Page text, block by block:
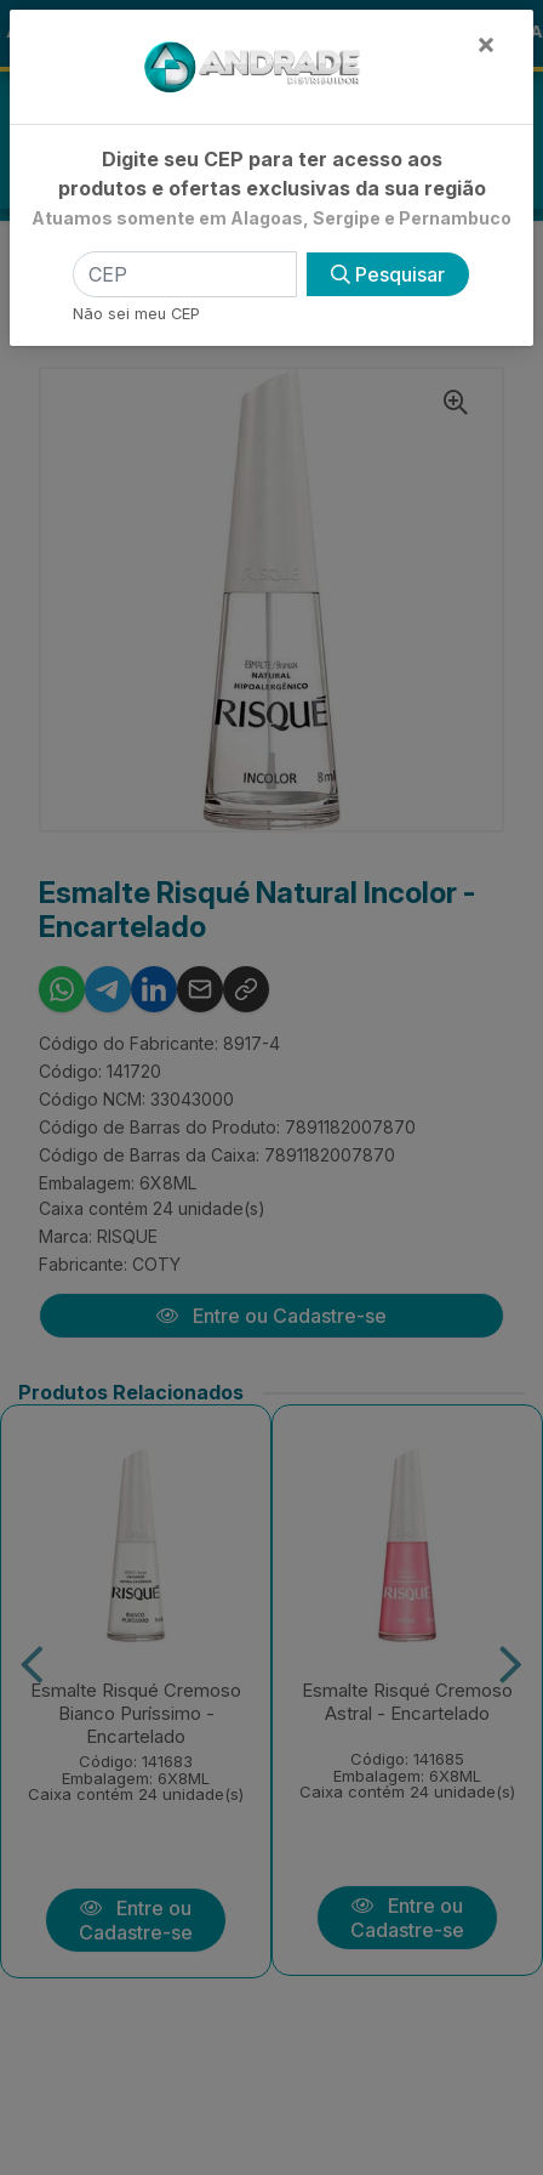
🪞
INÍCIO
ESMALTES
ESMALTE TRADICIONAL
ESMALTE RISQUÉ NATURAL INCOLOR -
Esmalte Risqué Natural Incolor -
Encartelado
Código do Fabricante: 8917-4
Código: 141720
Código NCM: 33043000
Código de Barras do Produto: 7891182007870
Código de Barras da Caixa: 7891182007870
Embalagem: 6X8ML
Caixa contém 24 unidade(s)
Marca: RISQUE
Fabricante: COTY
Entre ou Cadastre-se
Produtos Relacionados
Esmalte Risqué Cremoso
Bianco Puríssimo -
Encartelado
Código: 141683
Embalagem: 6X8ML
Caixa contém 24 unidade(s)
Entre ou
Cadastre-se
Esmalte Risqué Cremoso
Astral - Encartelado
Código: 141685
Embalagem: 6X8ML
Caixa contém 24 unidade(s)
Entre ou
Cadastre-se
×
Digite seu CEP para ter acesso aos
produtos e ofertas exclusivas da sua região
Atuamos somente em Alagoas, Sergipe e Pernambuco
Pesquisar
Não sei meu CEP